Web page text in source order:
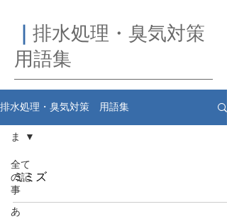
排水処理・臭気対策
用語集
排水処理・臭気対策 用語集
全て
の記
事
あ
ま
ミミズ